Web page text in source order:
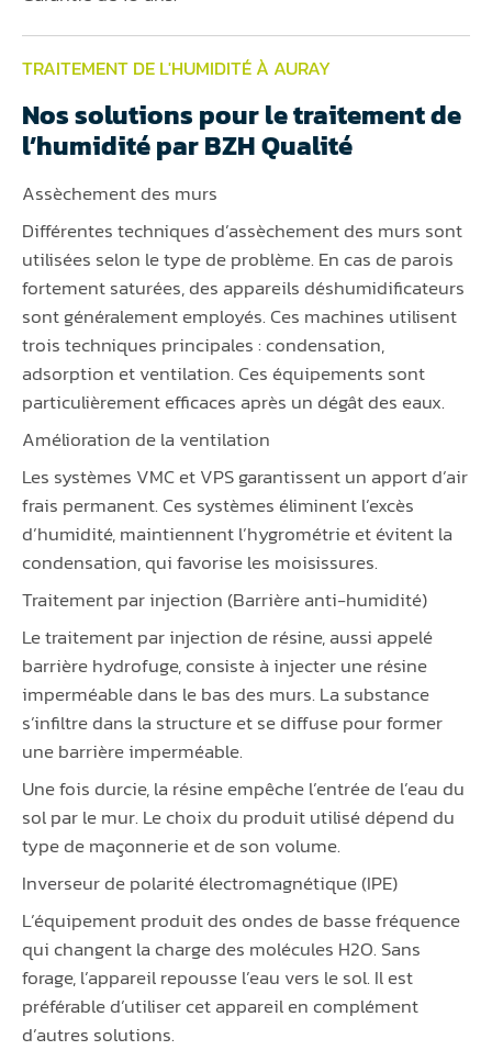
TRAITEMENT DE L'HUMIDITÉ À AURAY
Nos solutions pour le traitement de
l’humidité par BZH Qualité
Assèchement des murs
Différentes techniques d’assèchement des murs sont
utilisées selon le type de problème. En cas de parois
fortement saturées, des appareils déshumidificateurs
sont généralement employés. Ces machines utilisent
trois techniques principales : condensation,
adsorption et ventilation. Ces équipements sont
particulièrement efficaces après un dégât des eaux.
Amélioration de la ventilation
Les systèmes VMC et VPS garantissent un apport d’air
frais permanent. Ces systèmes éliminent l’excès
d’humidité, maintiennent l’hygrométrie et évitent la
condensation, qui favorise les moisissures.
Traitement par injection (Barrière anti-humidité)
Le traitement par injection de résine, aussi appelé
barrière hydrofuge, consiste à injecter une résine
imperméable dans le bas des murs. La substance
s’infiltre dans la structure et se diffuse pour former
une barrière imperméable.
Une fois durcie, la résine empêche l’entrée de l’eau du
sol par le mur. Le choix du produit utilisé dépend du
type de maçonnerie et de son volume.
Inverseur de polarité électromagnétique (IPE)
L’équipement produit des ondes de basse fréquence
qui changent la charge des molécules H2O. Sans
forage, l’appareil repousse l’eau vers le sol. Il est
préférable d’utiliser cet appareil en complément
d’autres solutions.